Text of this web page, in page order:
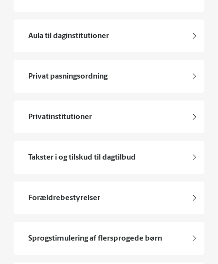
Aula til daginstitutioner
Privat pasningsordning
Privatinstitutioner
Takster i og tilskud til dagtilbud
Forældrebestyrelser
Sprogstimulering af flersprogede børn